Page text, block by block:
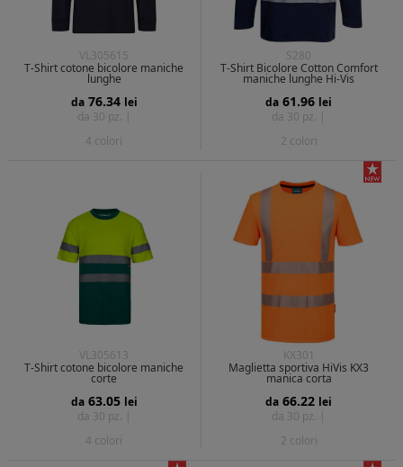
VL305615
T-Shirt cotone bicolore maniche
lunghe
da 76.34 lei
da 30 pz. |
4 colori
S280
T-Shirt Bicolore Cotton Comfort
maniche lunghe Hi-Vis
da 61.96 lei
da 30 pz. |
2 colori
VL305613
T-Shirt cotone bicolore maniche
corte
da 63.05 lei
da 30 pz. |
4 colori
KX301
Maglietta sportiva HiVis KX3
manica corta
da 66.22 lei
da 30 pz. |
2 colori